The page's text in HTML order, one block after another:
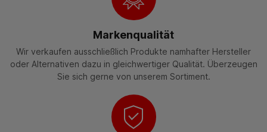
Markenqualität
Wir verkaufen ausschließlich Produkte namhafter Hersteller
oder Alternativen dazu in gleichwertiger Qualität. Überzeugen
Sie sich gerne von unserem Sortiment.